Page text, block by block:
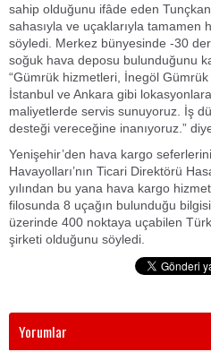
sahip olduğunu ifâde eden
sahasıyla ve uçaklarıyla tamamen
söyledi. Merkez bünyesinde -30
soğuk hava deposu bulunduğunu
“Gümrük hizmetleri, İnegöl
İstanbul ve Ankara gibi
maliyetlerde servis sunuyoruz. İş
desteği vereceğine inanıyoruz.”
Yenişehir’den hava kargo
Havayolları’nın Ticari Direktörü
yılından bu yana hava kargo
filosunda 8 uçağın bulunduğu
üzerinde 400 noktaya uçabilen
şirketi olduğunu söyledi.
Yorumlar